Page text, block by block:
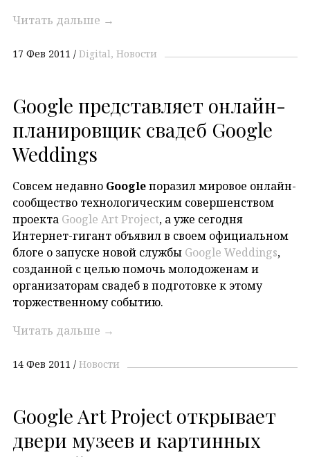
Читать дальше →
17 Фев 2011 Digital Новости
Google представляет онлайн-
планировщик свадеб Google
Weddings
Совсем недавно Googleпоразил мировое онлайн-
сообщество технологическим совершенством
проекта Google Art Project, а уже сегодня
Интернет-гигант объявил в своем официальном
блоге о запуске новой службы Google Weddings,
созданной с целью помочь молодоженам и
организаторам свадеб в подготовке к этому
торжественному событию.
Читать дальше →
14 Фев 2011 Новости
Google Art Project открывает
двери музеев и картинных